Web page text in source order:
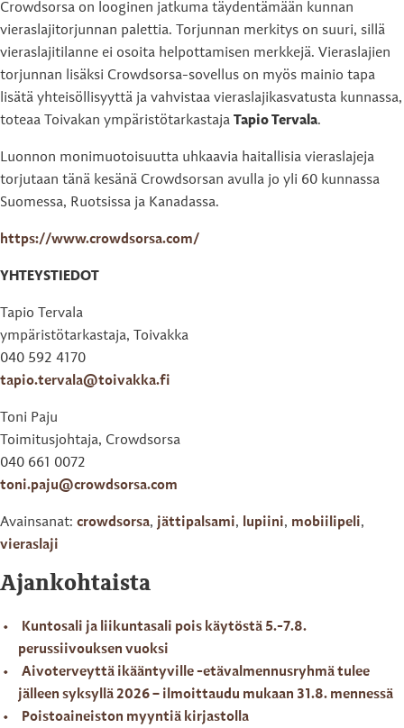
Crowdsorsa on looginen jatkuma täydentämään kunnan
vieraslajitorjunnan palettia. Torjunnan merkitys on suuri, sillä
vieraslajitilanne ei osoita helpottamisen merkkejä. Vieraslajien
torjunnan lisäksi Crowdsorsa-sovellus on myös mainio tapa
lisätä yhteisöllisyyttä ja vahvistaa vieraslajikasvatusta kunnassa,
toteaa Toivakan ympäristötarkastaja Tapio Tervala.
Luonnon monimuotoisuutta uhkaavia haitallisia vieraslajeja
torjutaan tänä kesänä Crowdsorsan avulla jo yli 60 kunnassa
Suomessa, Ruotsissa ja Kanadassa.
https://www.crowdsorsa.com/
YHTEYSTIEDOT
Tapio Tervala
ympäristötarkastaja, Toivakka
040 592 4170
tapio.tervala@toivakka.fi
Toni Paju
Toimitusjohtaja, Crowdsorsa
040 661 0072
toni.paju@crowdsorsa.com
Avainsanat: crowdsorsa, jättipalsami, lupiini, mobiilipeli,
vieraslaji
Ajankohtaista
Kuntosali ja liikuntasali pois käytöstä 5.-7.8.
perussiivouksen vuoksi
Aivoterveyttä ikääntyville -etävalmennusryhmä tulee
jälleen syksyllä 2026 – ilmoittaudu mukaan 31.8. mennessä
Poistoaineiston myyntiä kirjastolla